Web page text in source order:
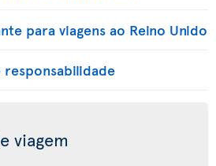
para viagens ao Reino Unido
viagem